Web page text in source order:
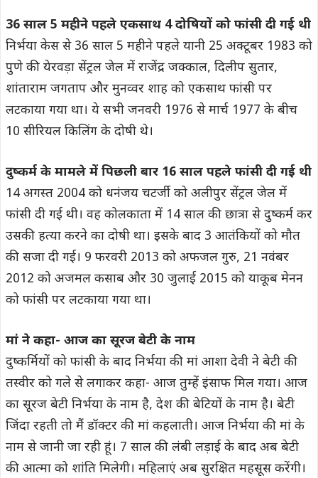
36 साल 5 महीने पहले एकसाथ 4 दोषियों को फांसी दी गई थी
निर्भया केस से 36 साल 5 महीने पहले यानी 25 अक्टूबर 1983 को
पुणे की येरवड़ा सेंट्रल जेल में राजेंद्र जक्काल, दिलीप सुतार,
शांताराम जगताप और मुनव्वर शाह को एकसाथ फांसी पर
लटकाया गया था। ये सभी जनवरी 1976 से मार्च 1977 के बीच
10 सीरियल किलिंग के दोषी थे।
दुष्कर्म के मामले में पिछली बार 16 साल पहले फांसी दी गई थी
14 अगस्त 2004 को धनंजय चटर्जी को अलीपुर सेंट्रल जेल में
फांसी दी गई थी। वह कोलकाता में 14 साल की छात्रा से दुष्कर्म कर
उसकी हत्या करने का दोषी था। इसके बाद 3 आतंकियों को मौत
की सजा दी गई। 9 फरवरी 2013 को अफजल गुरु, 21 नवंबर
2012 को अजमल कसाब और 30 जुलाई 2015 को याकूब मेनन
को फांसी पर लटकाया गया था।
मां ने कहा- आज का सूरज बेटी के नाम
दुष्कर्मियों को फांसी के बाद निर्भया की मां आशा देवी ने बेटी की
तस्वीर को गले से लगाकर कहा- आज तुम्हें इंसाफ मिल गया। आज
का सूरज बेटी निर्भया के नाम है, देश की बेटियों के नाम है। बेटी
जिंदा रहती तो मैं डॉक्टर की मां कहलाती। आज निर्भया की मां के
नाम से जानी जा रही हूं। 7 साल की लंबी लड़ाई के बाद अब बेटी
की आत्मा को शांति मिलेगी। महिलाएं अब सुरक्षित महसूस करेंगी।